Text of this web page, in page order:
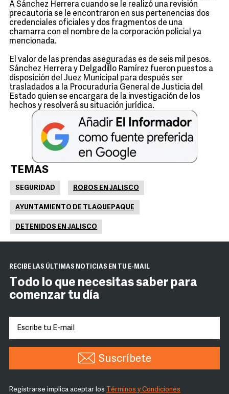
A Sánchez Herrera cuando se le realizó una revisión
precautoria se le encontraron en sus pertenencias dos
credenciales oficiales y dos fragmentos de una
chamarra con el nombre de la corporación policial ya
mencionada.
El valor de las prendas aseguradas es de seis mil pesos.
Sánchez Herrera y Delgadillo Ramírez fueron puestos a
disposición del Juez Municipal para después ser
trasladados a la Procuraduría General de Justicia del
Estado quien se encargara de la investigación de los
hechos y resolverá su situación jurídica.
TEMAS
SEGURIDAD ROBOS EN JALISCO
AYUNTAMIENTO DE TLAQUEPAQUE
DETENIDOS EN JALISCO
RECIBE LAS ÚLTIMAS NOTICIAS EN TU E-MAIL
Todo lo que necesitas saber para
comenzar tu día
Suscríbete
Registrarse implica aceptar los Términos y Condiciones